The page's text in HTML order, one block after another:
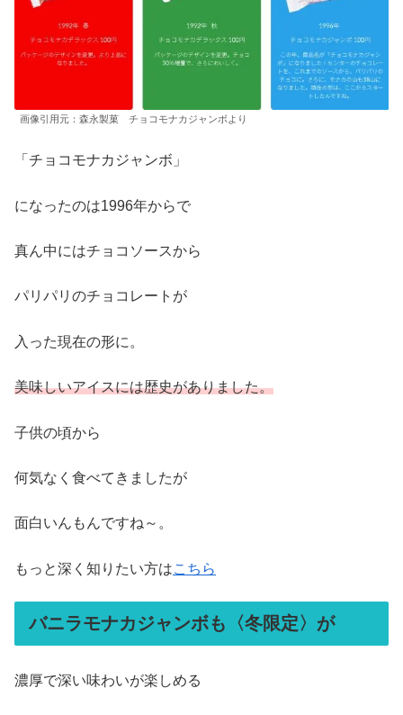
画像引用元：森永製菓 チョコモナカジャンボより
「チョコモナカジャンボ」
になったのは1996年からで
真ん中にはチョコソースから
パリパリのチョコレートが
入った現在の形に。
美味しいアイスには歴史がありました。
子供の頃から
何気なく食べてきましたが
面白いんもんですね～。
もっと深く知りたい方はこちら
バニラモナカジャンボも〈冬限定〉が
濃厚で深い味わいが楽しめる